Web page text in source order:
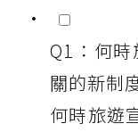
Q1：何
關的新制
何時旅遊